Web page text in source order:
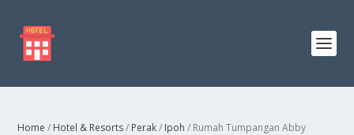
Home / Hotel & Resorts/ Perak/ Ipoh / Rumah Tumpangan Abby